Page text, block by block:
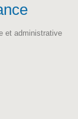
et administrative